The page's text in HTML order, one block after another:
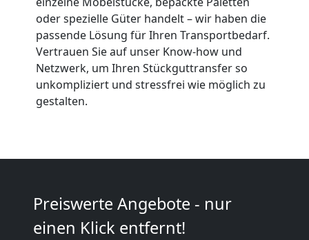
oder spezielle Güter handelt – wir haben die
passende Lösung für Ihren Transportbedarf.
Vertrauen Sie auf unser Know-how und
Netzwerk, um Ihren Stückguttransfer so
unkompliziert und stressfrei wie möglich zu
gestalten.
Preiswerte Angebote - nur
einen Klick entfernt!
Wolfsberg
Vereinsumzug
Wolfsberg
Anfrage
Möbeltransport